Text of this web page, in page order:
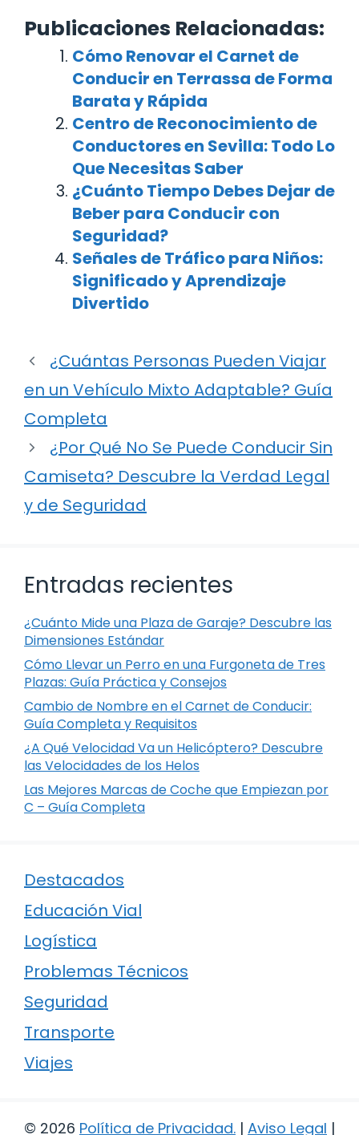
Publicaciones Relacionadas:
Cómo Renovar el Carnet de
Conducir en Terrassa de Forma
Barata y Rápida
Centro de Reconocimiento de
Conductores en Sevilla: Todo Lo
Que Necesitas Saber
¿Cuánto Tiempo Debes Dejar de
Beber para Conducir con
Seguridad?
Señales de Tráfico para Niños:
Significado y Aprendizaje
Divertido
¿Cuántas Personas Pueden Viajar
en un Vehículo Mixto Adaptable? Guía
Completa
¿Por Qué No Se Puede Conducir Sin
Camiseta? Descubre la Verdad Legal
y de Seguridad
Entradas recientes
¿Cuánto Mide una Plaza de Garaje? Descubre las
Dimensiones Estándar
Cómo Llevar un Perro en una Furgoneta de Tres
Plazas: Guía Práctica y Consejos
Cambio de Nombre en el Carnet de Conducir:
Guía Completa y Requisitos
¿A Qué Velocidad Va un Helicóptero? Descubre
las Velocidades de los Helos
Las Mejores Marcas de Coche que Empiezan por
C – Guía Completa
Destacados
Educación Vial
Logística
Problemas Técnicos
Seguridad
Transporte
Viajes
© 2026 Política de Privacidad. | Aviso Legal |